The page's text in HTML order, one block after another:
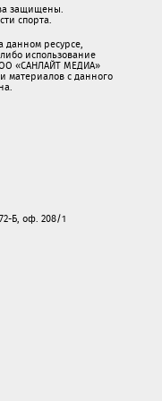
защищены.
спорта.
данном ресурсе,
использование
«САНЛАЙТ МЕДИА»
материалов с данного
Б, оф. 208/1